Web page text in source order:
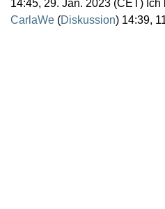
14:45, 29. Jan. 2023 (CET)
CarlaWe (Diskussion) 14:39,